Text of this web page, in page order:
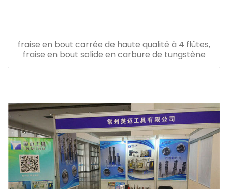
fraise en bout carrée de haute qualité à 4 flûtes,
fraise en bout solide en carbure de tungstène